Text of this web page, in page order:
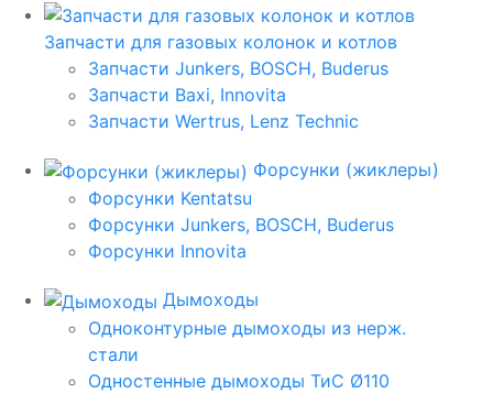
Запчасти для газовых колонок и котлов
Запчасти Junkers, BOSCH, Buderus
Запчасти Baxi, Innovita
Запчасти Wertrus, Lenz Technic
Форсунки (жиклеры)
Форсунки Kentatsu
Форсунки Junkers, BOSCH, Buderus
Форсунки Innovita
Дымоходы
Одноконтурные дымоходы из нерж.
стали
Одностенные дымоходы ТиС Ø110